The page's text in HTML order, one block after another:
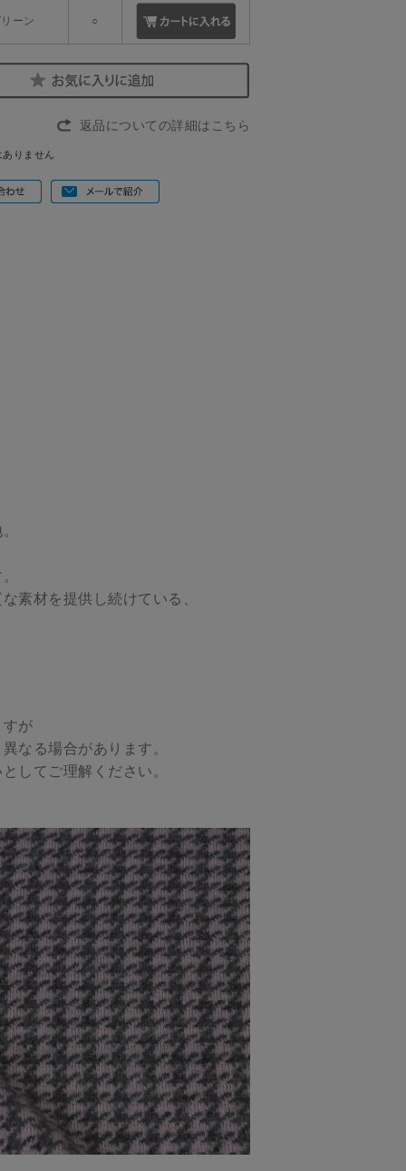
ーン ○
返品についての詳細はこちら
りません
素材を提供し続けている、
が
なる場合があります。
してご理解ください。